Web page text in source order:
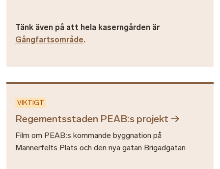
Tänk även på att hela kaserngården är
Gångfartsområde.
VIKTIGT
Regementsstaden PEAB:s projekt
Film om PEAB:s kommande byggnation på
Mannerfelts Plats och den nya gatan Brigadgatan